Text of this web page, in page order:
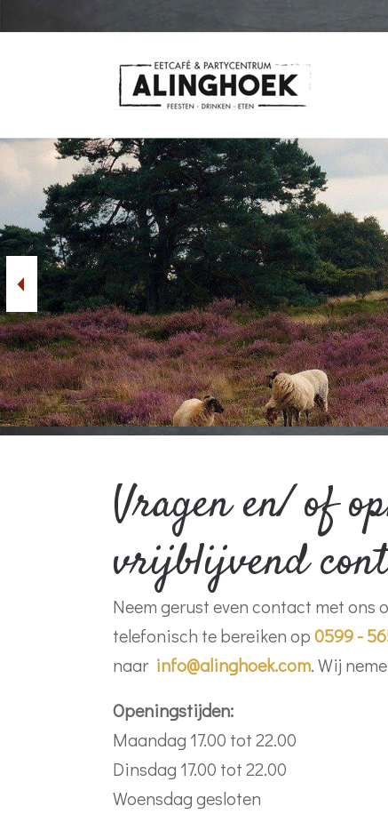
Vragen en/ of
vrijblijvend
Neem gerust even contact met ons
telefonisch te bereiken op0599 -
naar info@alinghoek.com. Wij
Openingstijden:
Maandag 17.00 tot 22.00
Dinsdag 17.00 tot 22.00
Woensdag gesloten